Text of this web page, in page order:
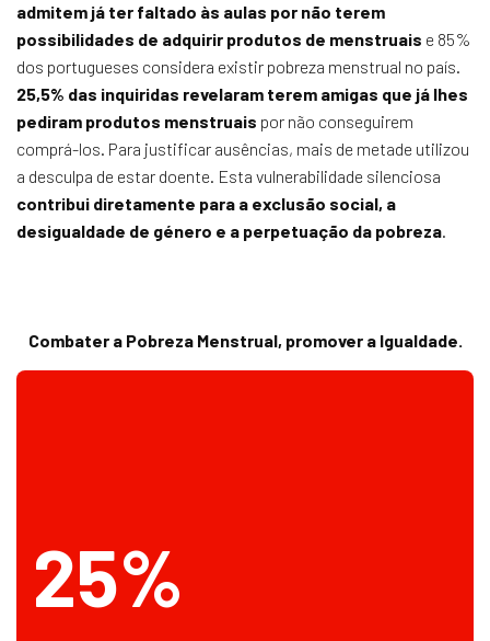
admitem já ter faltado às aulas por não terem
possibilidades de adquirir produtos de menstruais e 85%
dos portugueses considera existir pobreza menstrual no país.
25,5% das inquiridas revelaram terem amigas que já lhes
pediram produtos menstruais por não conseguirem
comprá-los. Para justificar ausências, mais de metade utilizou
a desculpa de estar doente. Esta vulnerabilidade silenciosa
contribui diretamente para a exclusão social, a
desigualdade de género e a perpetuação da pobreza.
Combater a Pobreza Menstrual, promover a Igualdade.
25%